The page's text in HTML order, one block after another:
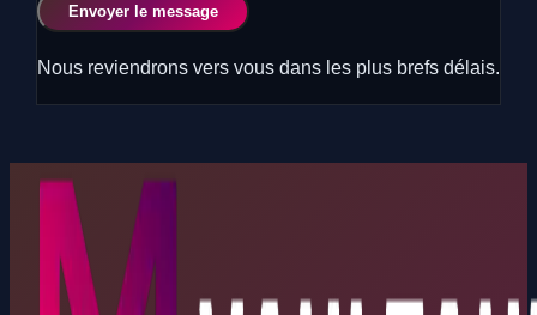
Envoyer le message
Nous reviendrons vers vous dans les plus brefs délais.